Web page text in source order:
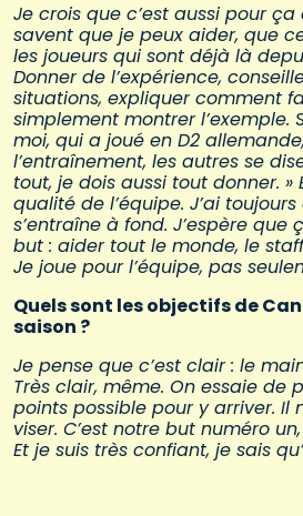
Je crois que c’est aussi pour ça
savent que je peux aider, que
les joueurs qui sont déjà là
Donner de l’expérience,
situations, expliquer comment
simplement montrer l’exemple.
moi, qui a joué en D2
l’entraînement, les autres se
tout, je dois aussi tout donner.
qualité de l’équipe. J’ai
s’entraîne à fond. J’espère que
but : aider tout le monde, le
Je joue pour l’équipe, pas
Quels sont les objectifs de
saison ?
Je pense que c’est clair : le
Très clair, même. On essaie de
points possible pour y arriver. Il
viser. C’est notre but numéro
Et je suis très confiant, je sais